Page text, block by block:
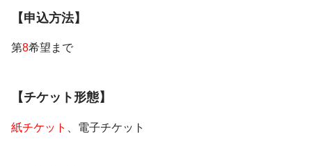
【申込方法】
第8希望まで
【チケット形態】
紙チケット 、電子チケット